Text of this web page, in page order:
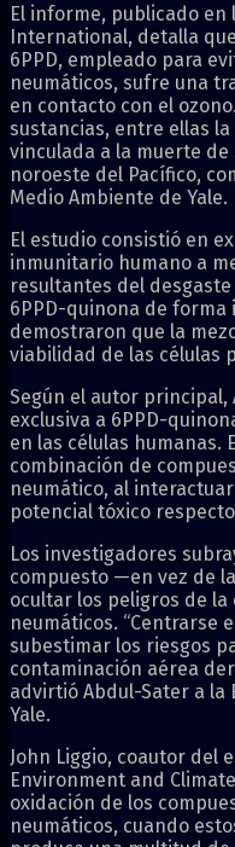
El informe, publicado
International, detalla
6PPD, empleado para
neumáticos, sufre una
en contacto con el
sustancias, entre ellas
vinculada a la muerte
noroeste del Pacífico,
Medio Ambiente de Yale.
El estudio consistió en
inmunitario humano a
resultantes del
6PPD-quinona de
demostraron que la
viabilidad de las células
Según el autor principal,
exclusiva a 6PPD-
en las células humanas.
combinación de
neumático, al
potencial tóxico
Los investigadores
compuesto —en vez de
ocultar los peligros de
neumáticos. “Centrarse
subestimar los riesgos
contaminación aérea
advirtió Abdul-Sater a la
Yale.
John Liggio, coautor del
Environment and
oxidación de los
neumáticos, cuando